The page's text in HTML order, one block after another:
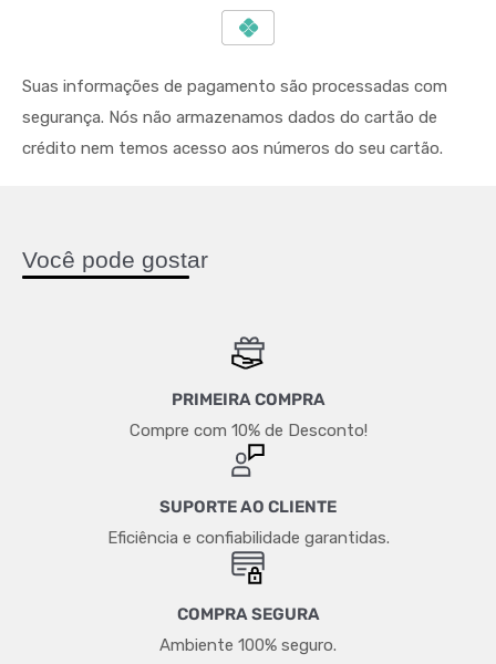
Suas informações de pagamento são processadas com
segurança. Nós não armazenamos dados do cartão de
crédito nem temos acesso aos números do seu cartão.
Você pode gostar
PRIMEIRA COMPRA
Compre com 10% de Desconto!
SUPORTE AO CLIENTE
Eficiência e confiabilidade garantidas.
COMPRA SEGURA
Ambiente 100% seguro.